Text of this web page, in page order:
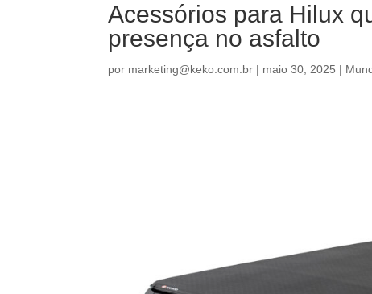
Acessórios para Hilux
presença no asfalto
por marketing@keko.com.br | maio 30, 2025 |